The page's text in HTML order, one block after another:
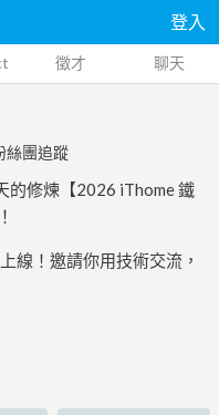
登入
徵才 聊天
絲團追蹤
的修煉【2026 iThome 鐵
線！邀請你用技術交流，